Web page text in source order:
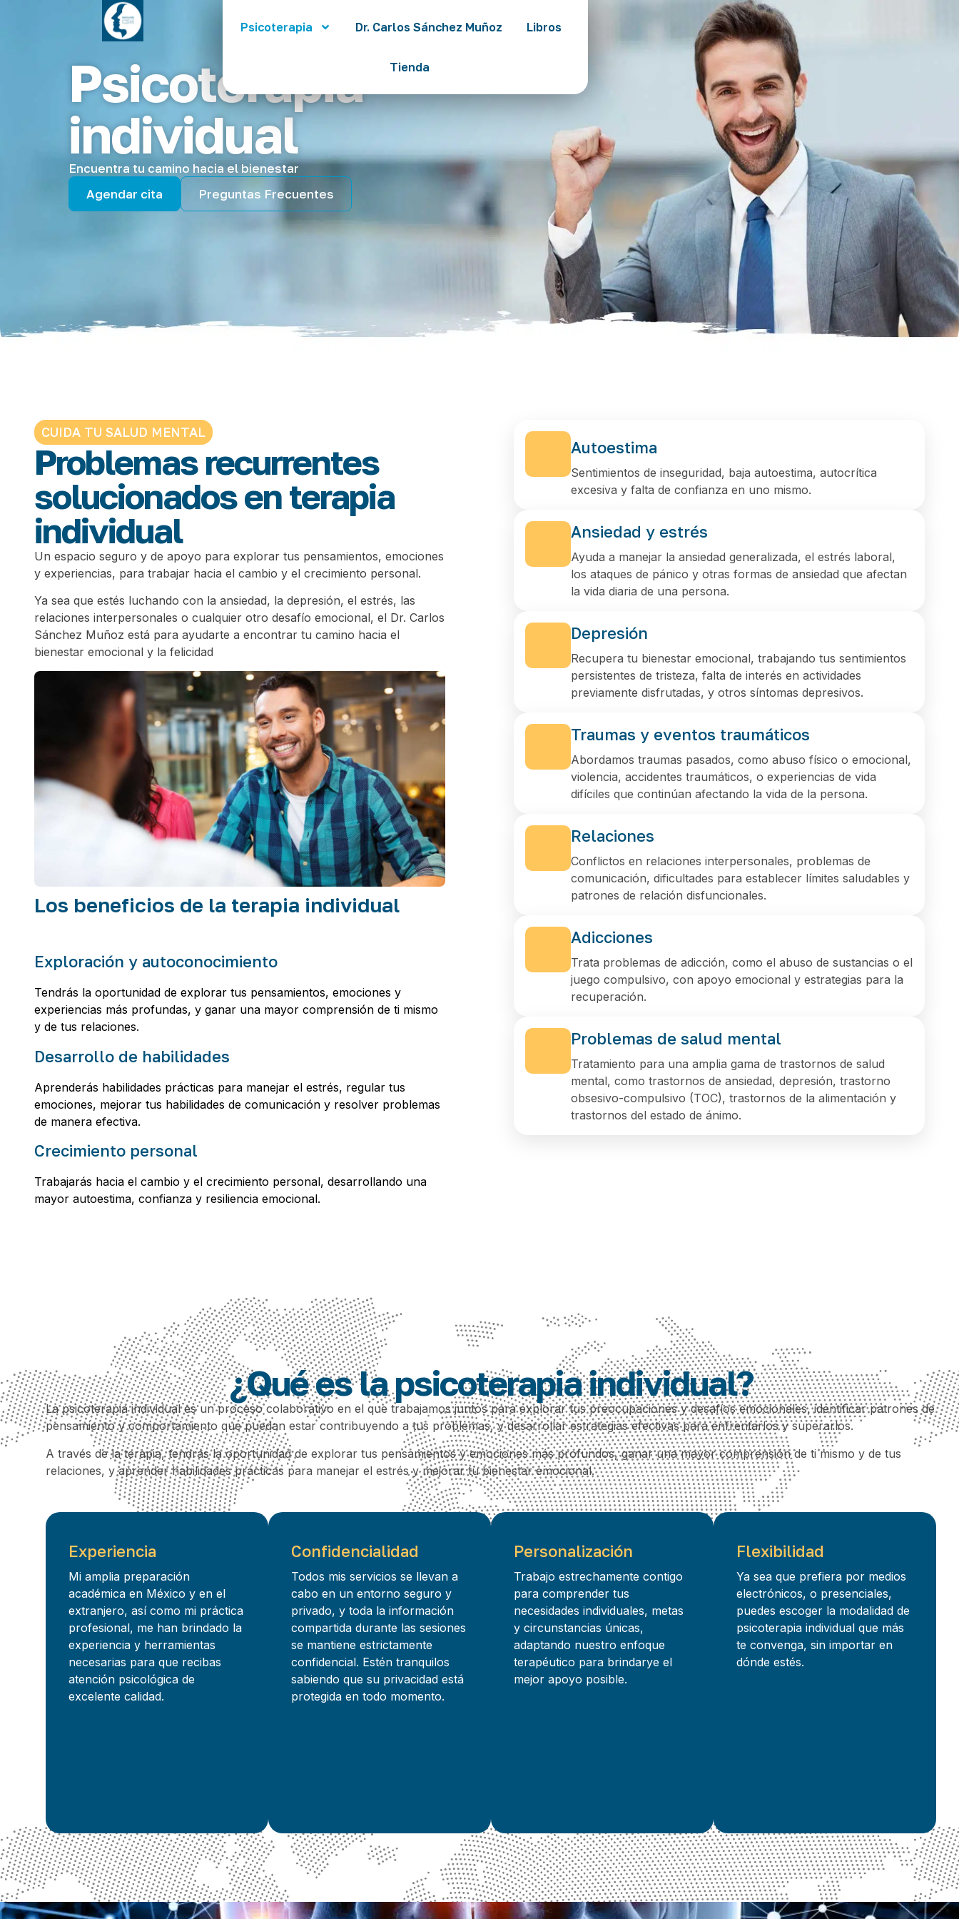
Psicoterapia Dr. Carlos Sánchez Muñoz Libros
Tienda
Psicoterapia
individual
Encuentra tu camino hacia el bienestar
Agendar cita
Preguntas Frecuentes
CUIDA TU SALUD MENTAL
Problemas recurrentes
solucionados en terapia
individual
Un espacio seguro y de apoyo para explorar tus pensamientos, emociones
y experiencias, para trabajar hacia el cambio y el crecimiento personal.
Ya sea que estés luchando con la ansiedad, la depresión, el estrés, las
relaciones interpersonales o cualquier otro desafío emocional, el Dr. Carlos
Sánchez Muñoz está para ayudarte a encontrar tu camino hacia el
bienestar emocional y la felicidad
Los beneficios de la terapia individual
Exploración y autoconocimiento
Tendrás la oportunidad de explorar tus pensamientos, emociones y
experiencias más profundas, y ganar una mayor comprensión de ti mismo
y de tus relaciones.
Desarrollo de habilidades
Aprenderás habilidades prácticas para manejar el estrés, regular tus
emociones, mejorar tus habilidades de comunicación y resolver problemas
de manera efectiva.
Crecimiento personal
Trabajarás hacia el cambio y el crecimiento personal, desarrollando una
mayor autoestima, confianza y resiliencia emocional.
Autoestima
Sentimientos de inseguridad, baja autoestima, autocrítica
excesiva y falta de confianza en uno mismo.
Ansiedad y estrés
Ayuda a manejar la ansiedad generalizada, el estrés laboral,
los ataques de pánico y otras formas de ansiedad que afectan
la vida diaria de una persona.
Depresión
Recupera tu bienestar emocional, trabajando tus sentimientos
persistentes de tristeza, falta de interés en actividades
previamente disfrutadas, y otros síntomas depresivos.
Traumas y eventos traumáticos
Abordamos traumas pasados, como abuso físico o emocional,
violencia, accidentes traumáticos, o experiencias de vida
difíciles que continúan afectando la vida de la persona.
Relaciones
Conflictos en relaciones interpersonales, problemas de
comunicación, dificultades para establecer límites saludables y
patrones de relación disfuncionales.
Adicciones
Trata problemas de adicción, como el abuso de sustancias o el
juego compulsivo, con apoyo emocional y estrategias para la
recuperación.
Problemas de salud mental
Tratamiento para una amplia gama de trastornos de salud
mental, como trastornos de ansiedad, depresión, trastorno
obsesivo-compulsivo (TOC), trastornos de la alimentación y
trastornos del estado de ánimo.
¿Qué es la psicoterapia individual?
La psicoterapia individual es un proceso colaborativo en el que trabajamos juntos para explorar tus preocupaciones y desafíos emocionales, identificar patrones de
pensamiento y comportamiento que puedan estar contribuyendo a tus problemas, y desarrollar estrategias efectivas para enfrentarlos y superarlos.
A través de la terapia, tendrás la oportunidad de explorar tus pensamientos y emociones más profundos, ganar una mayor comprensión de ti mismo y de tus
relaciones, y aprender habilidades prácticas para manejar el estrés y mejorar tu bienestar emocional.
Experiencia
Mi amplia preparación
académica en México y en el
extranjero, así como mi práctica
profesional, me han brindado la
experiencia y herramientas
necesarias para que recibas
atención psicológica de
excelente calidad.
Confidencialidad
Todos mis servicios se llevan a
cabo en un entorno seguro y
privado, y toda la información
compartida durante las sesiones
se mantiene estrictamente
confidencial. Estén tranquilos
sabiendo que su privacidad está
protegida en todo momento.
Personalización
Trabajo estrechamente contigo
para comprender tus
necesidades individuales, metas
y circunstancias únicas,
adaptando nuestro enfoque
terapéutico para brindarye el
mejor apoyo posible.
Flexibilidad
Ya sea que prefiera por medios
electrónicos, o presenciales,
puedes escoger la modalidad de
psicoterapia individual que más
te convenga, sin importar en
dónde estés.